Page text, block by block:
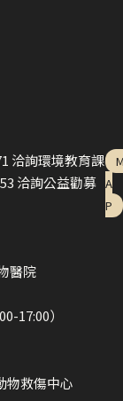
洽詢環境教育課
洽詢公益勸募
醫院
17:00）
物救傷中心
A
P